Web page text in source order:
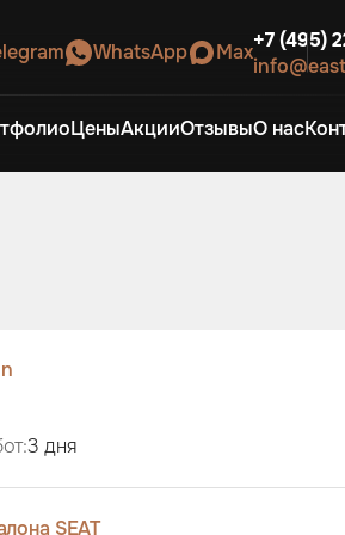
WhatsApp Max+7 (495)
ЦеныАкцииОтзывыО нас
3 дня
SEAT